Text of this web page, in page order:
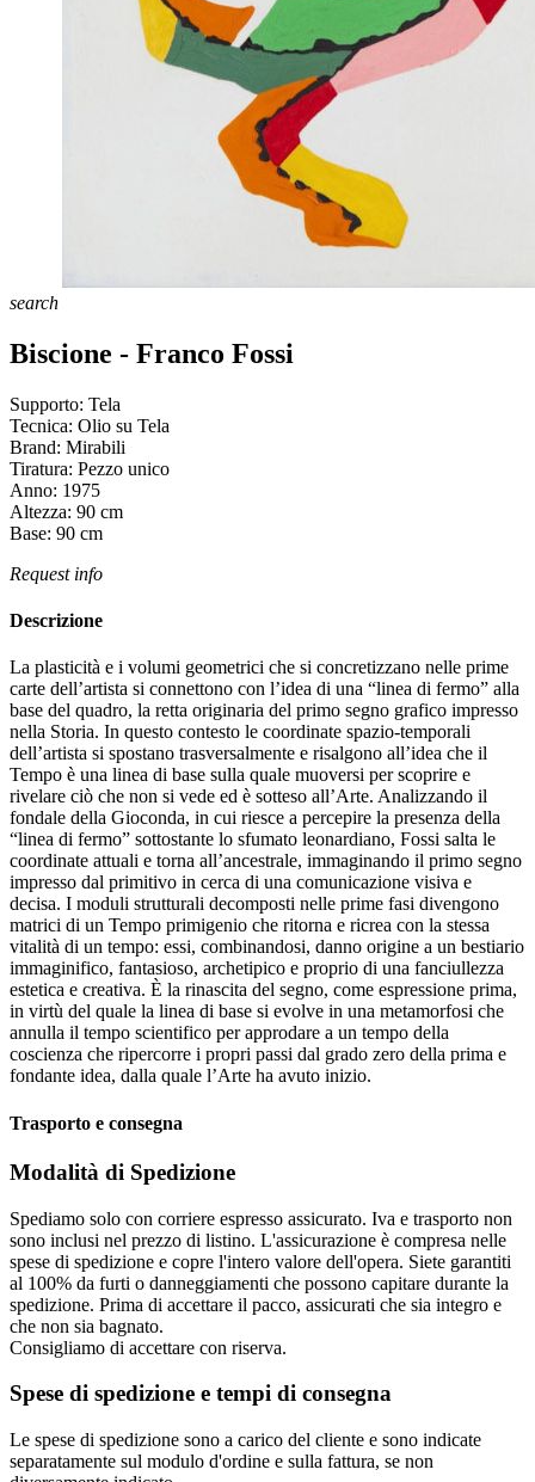
search
Biscione - Franco Fossi
Supporto: Tela
Tecnica: Olio su Tela
Brand: Mirabili
Tiratura: Pezzo unico
Anno: 1975
Altezza: 90 cm
Base: 90 cm
Request info
Descrizione
La plasticità e i volumi geometrici che si concretizzano nelle prime
carte dell’artista si connettono con l’idea di una “linea di fermo” alla
base del quadro, la retta originaria del primo segno grafico impresso
nella Storia. In questo contesto le coordinate spazio-temporali
dell’artista si spostano trasversalmente e risalgono all’idea che il
Tempo è una linea di base sulla quale muoversi per scoprire e
rivelare ciò che non si vede ed è sotteso all’Arte. Analizzando il
fondale della Gioconda, in cui riesce a percepire la presenza della
“linea di fermo” sottostante lo sfumato leonardiano, Fossi salta le
coordinate attuali e torna all’ancestrale, immaginando il primo segno
impresso dal primitivo in cerca di una comunicazione visiva e
decisa. I moduli strutturali decomposti nelle prime fasi divengono
matrici di un Tempo primigenio che ritorna e ricrea con la stessa
vitalità di un tempo: essi, combinandosi, danno origine a un bestiario
immaginifico, fantasioso, archetipico e proprio di una fanciullezza
estetica e creativa. È la rinascita del segno, come espressione prima,
in virtù del quale la linea di base si evolve in una metamorfosi che
annulla il tempo scientifico per approdare a un tempo della
coscienza che ripercorre i propri passi dal grado zero della prima e
fondante idea, dalla quale l’Arte ha avuto inizio.
Trasporto e consegna
Modalità di Spedizione
Spediamo solo con corriere espresso assicurato. Iva e trasporto non
sono inclusi nel prezzo di listino. L'assicurazione è compresa nelle
spese di spedizione e copre l'intero valore dell'opera. Siete garantiti
al 100% da furti o danneggiamenti che possono capitare durante la
spedizione. Prima di accettare il pacco, assicurati che sia integro e
che non sia bagnato.
Consigliamo di accettare con riserva.
Spese di spedizione e tempi di consegna
Le spese di spedizione sono a carico del cliente e sono indicate
separatamente sul modulo d'ordine e sulla fattura, se non